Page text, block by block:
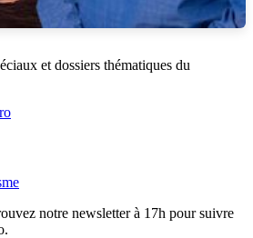
et dossiers thématiques du
notre newsletter à 17h pour suivre